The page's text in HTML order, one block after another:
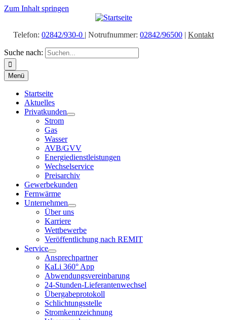
Zum Inhalt springen
Telefon: 02842/930-0 | Notrufnummer: 02842/96500 | Kontakt
Suche nach:
Menü
Startseite
Aktuelles
Privatkunden
Strom
Gas
Wasser
AVB/GVV
Energiedienstleistungen
Wechselservice
Preisarchiv
Gewerbekunden
Fernwärme
Unternehmen
Über uns
Karriere
Wettbewerbe
Veröffentlichung nach REMIT
Service
Ansprechpartner
KaLi 360° App
Abwendungsvereinbarung
24-Stunden-Lieferantenwechsel
Übergabeprotokoll
Schlichtungsstelle
Stromkennzeichnung